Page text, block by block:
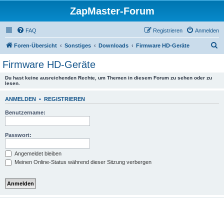
ZapMaster-Forum
FAQ Anmelden
Registrieren
Foren-Übersicht Sonstiges Downloads Firmware HD-Geräte
Firmware HD-Geräte
Du hast keine ausreichenden Rechte, um Themen in diesem Forum zu sehen oder zu
lesen.
ANMELDEN • REGISTRIEREN
Benutzername:
Passwort:
Angemeldet bleiben
Meinen Online-Status während dieser Sitzung verbergen